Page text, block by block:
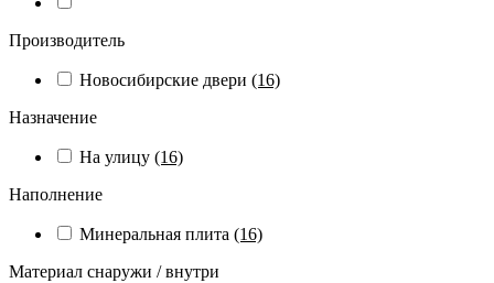
Производитель
Новосибирские двери (16)
Назначение
На улицу (16)
Наполнение
Минеральная плита (16)
Материал снаружи / внутри